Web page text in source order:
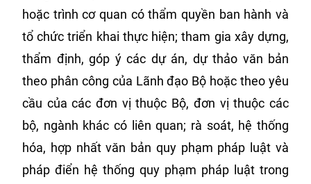
hoặc trình cơ quan có thẩm quyền ban hành và
tổ chức triển khai thực hiện; tham gia xây dựng,
thẩm định, góp ý các dự án, dự thảo văn bản
theo phân công của Lãnh đạo Bộ hoặc theo yêu
cầu của các đơn vị thuộc Bộ, đơn vị thuộc các
bộ, ngành khác có liên quan; rà soát, hệ thống
hóa, hợp nhất văn bản quy phạm pháp luật và
pháp điển hệ thống quy phạm pháp luật trong